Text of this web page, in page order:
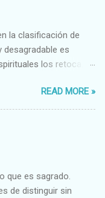
la clasificación de
desagradable es
los retoca.
Enfermo Selecto-
ESPIRITUALES a)
Aproximado
malo Bondadoso-
Leal-Desleal,etc.
Santo-Pr...
READ MORE »
que es sagrado.
de distinguir sin